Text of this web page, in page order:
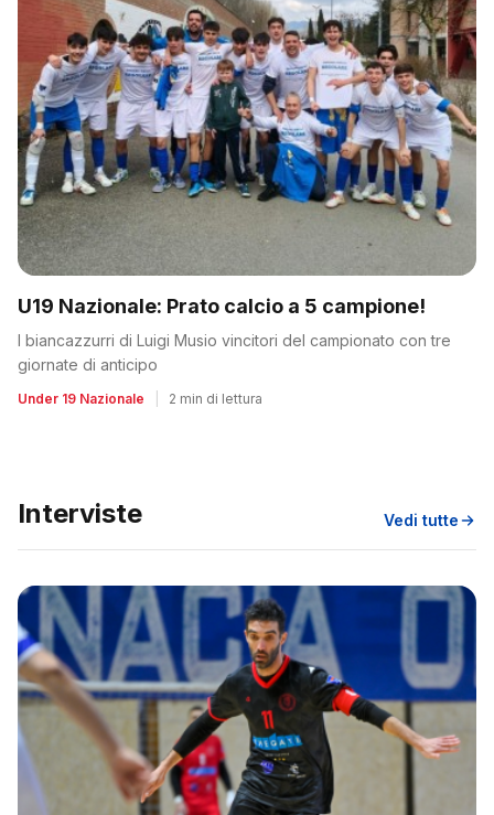
U19 Nazionale: Prato calcio a 5 campione!
I biancazzurri di Luigi Musio vincitori del campionato con tre
giornate di anticipo
Under 19 Nazionale 2 min di lettura
Interviste Vedi tutte